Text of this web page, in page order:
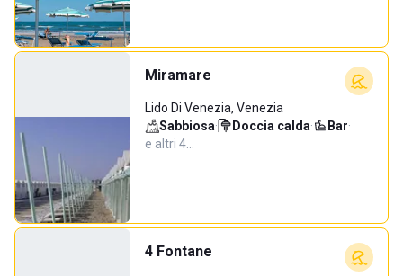
Miramare
Lido Di Venezia, Venezia
Sabbiosa· Doccia calda· Bar·
e altri 4…
4 Fontane